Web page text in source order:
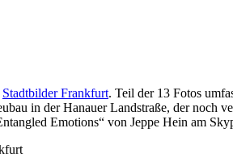
Stadtbilder Frankfurt. Teil der 13 Fotos
in der Hanauer Landstraße, der
Emotions“ von Jeppe Hein am